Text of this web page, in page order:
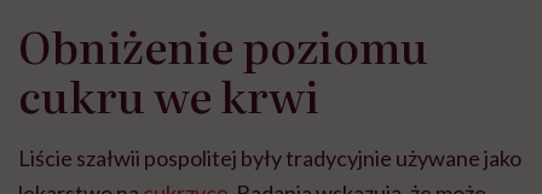
Obniżenie poziomu
cukru we krwi
Liście szałwii pospolitej były tradycyjnie używane jako